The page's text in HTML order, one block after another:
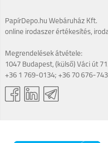
PapírDepo.hu Webáruház Kft.
online irodaszer értékesítés,
Megrendelések átvétele:
1047 Budapest, (külső) Váci út
+36 1 769-0134; +36 70 676-